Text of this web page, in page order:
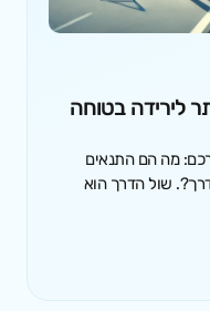
לירידה בטוחה
מה הם התנאים
שול הדרך הוא